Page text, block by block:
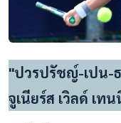
"ปวรปรัชญ์-เปน-
จูเนียร์ส เวิลด์ เท